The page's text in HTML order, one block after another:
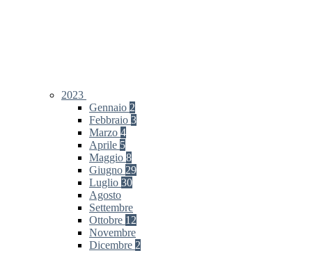
2023
Gennaio 2
Febbraio 3
Marzo 4
Aprile 5
Maggio 8
Giugno 29
Luglio 30
Agosto
Settembre
Ottobre 12
Novembre
Dicembre 2